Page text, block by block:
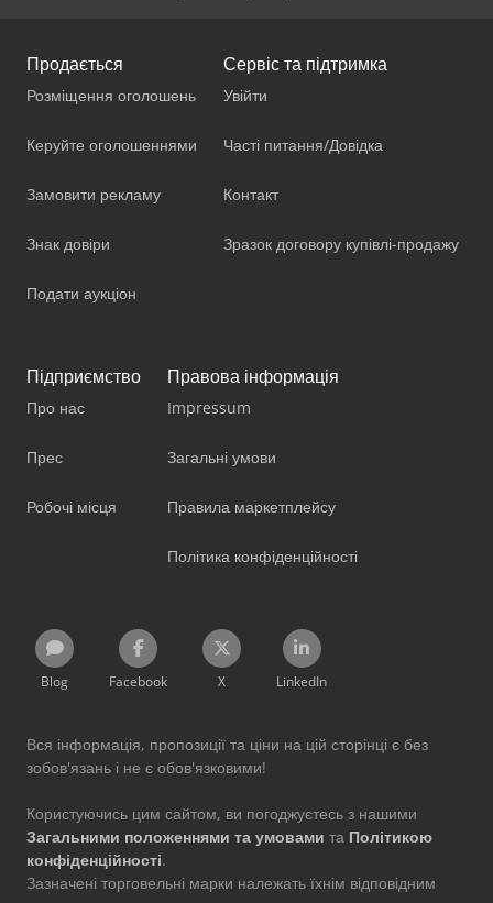
Продається
Розміщення оголошень
Керуйте оголошеннями
Замовити рекламу
Знак довіри
Подати аукціон
Сервіс та підтримка
Увійти
Часті питання/Довідка
Контакт
Зразок договору купівлі-продажу
Підприємство
Про нас
Прес
Робочі місця
Правова інформація
Impressum
Загальні умови
Правила маркетплейсу
Політика конфіденційності
Blog Facebook X LinkedIn
Вся інформація, пропозиції та ціни на цій сторінці є без
зобов'язань і не є обов'язковими!
Користуючись цим сайтом, ви погоджуєтесь з нашими
Загальними положеннями та умовами та Політикою
конфіденційності.
Зазначені торговельні марки належать їхнім відповідним